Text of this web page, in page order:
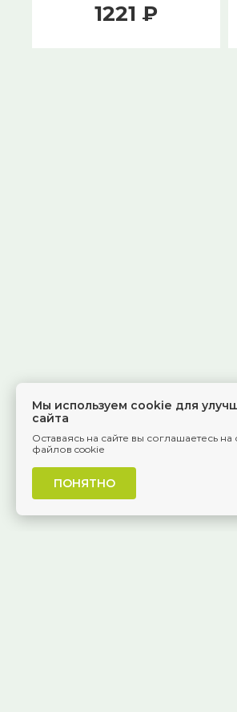
1221 ₽
Мы используем cookie для
сайта
Оставаясь на сайте вы соглашаетесь
файлов cookie
ПОНЯТНО